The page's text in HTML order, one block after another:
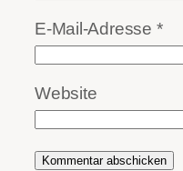
E-Mail-Adresse *
Website